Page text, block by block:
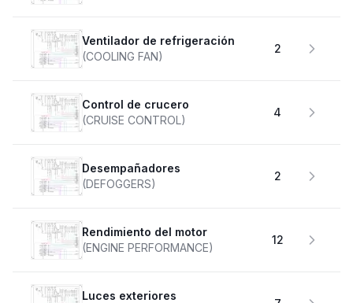
Ventilador de refrigeración
(COOLING FAN)
2
Control de crucero
(CRUISE CONTROL)
4
desempañadores
(DEFOGGERS)
2
Rendimiento del motor
(ENGINE PERFORMANCE)
12
Luces exteriores